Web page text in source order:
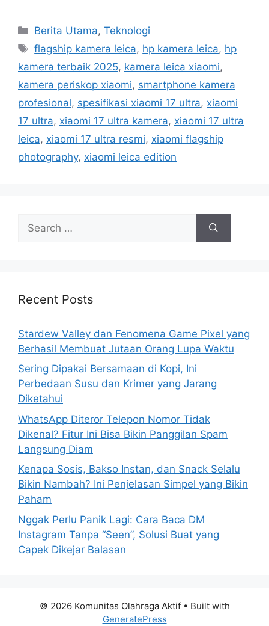
C
a
e
g
o
r
s
Berita Utama,Teknologi
T
s
flagship kamera leica, hp kamera leica, hp
kamera terbaik 2025, kamera leica xiaomi,
kamera periskop xiaomi, smartphone kamera
profesional, spesifikasi xiaomi 17 ultra, xiaomi
17 ultra, xiaomi 17 ultra kamera, xiaomi 17 ultra
leica, xiaomi 17 ultra resmi, xiaomi flagship
photography, xiaomi leica edition
h
r
:
Recent Posts
Stardew Valley dan Fenomena Game Pixel yang
Berhasil Membuat Jutaan Orang Lupa Waktu
Sering Dipakai Bersamaan di Kopi, Ini
Perbedaan Susu dan Krimer yang Jarang
Diketahui
WhatsApp Diteror Telepon Nomor Tidak
Dikenal? Fitur Ini Bisa Bikin Panggilan Spam
Langsung Diam
Kenapa Sosis, Bakso Instan, dan Snack Selalu
Bikin Nambah? Ini Penjelasan Simpel yang Bikin
Paham
Nggak Perlu Panik Lagi: Cara Baca DM
Instagram Tanpa “Seen”, Solusi Buat yang
Capek Dikejar Balasan
© 2026 Komunitas Olahraga Aktif• Built with
GeneratePress